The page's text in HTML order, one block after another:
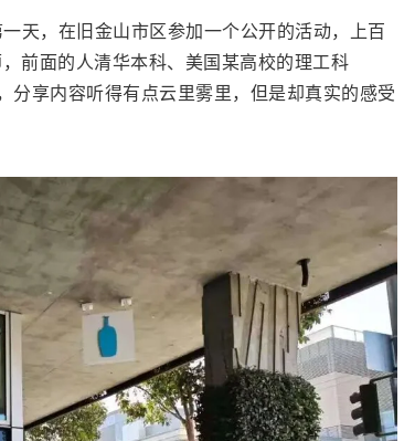
天，在旧金山市区参加一个公开的活动，上百
前面的人清华本科、美国某高校的理工科
享内容听得有点云里雾里，但是却真实的感受